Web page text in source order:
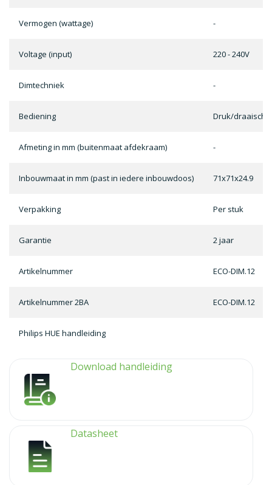
Vermogen (wattage) -
Voltage (input) 220 - 240V
Dimtechniek -
Bediening Druk/
Afmeting in mm (buitenmaat afdekraam) -
Inbouwmaat in mm (past in iedere inbouwdoos) 71x71x24.9
Verpakking Per stuk
Garantie 2 jaar
Artikelnummer ECO-DIM.12
Artikelnummer 2BA ECO-DIM.12
Philips HUE handleiding
Download handleiding
Datasheet